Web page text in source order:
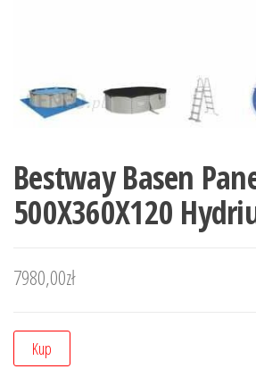
Bestway Basen
500X360X120
7980,00zł
Kup